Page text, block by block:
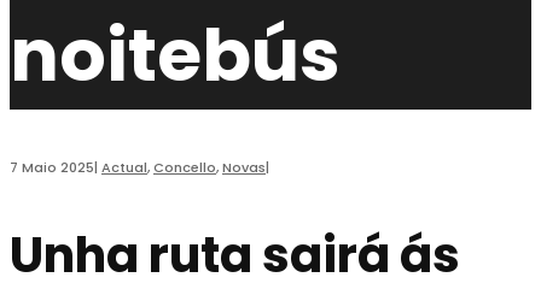
noitebús
7 Maio 2025| Actual,Concello,Novas|
Unha ruta sairá ás